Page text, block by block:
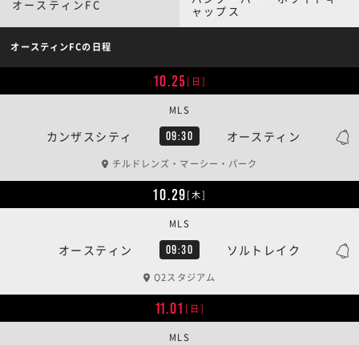
オースティンFC
ャップス
オースティンFCの日程
10.25[日]
カンザスシティ 09:30 オースティン
MLS
チルドレンズ・マーシー・パーク
10.29[木]
オースティン 09:30 ソルトレイク
MLS
Q2スタジアム
11.01 [日]
MLS